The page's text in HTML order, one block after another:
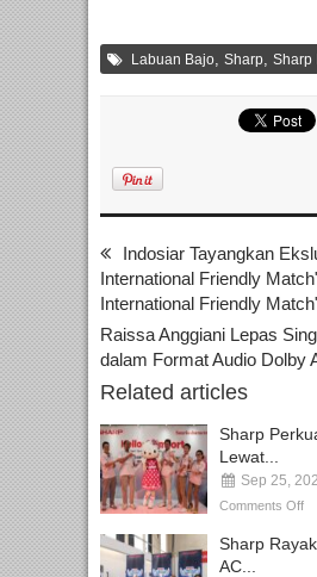
Labuan Bajo Sharp Sharp
Indosiar Tayangkan
International Friendly
International Friendly
Raissa Anggiani Lepas
dalam Format Audio Dolby
Related articles
Sharp
Lewat...
Sep 25,
Comments Off
Sharp
AC...